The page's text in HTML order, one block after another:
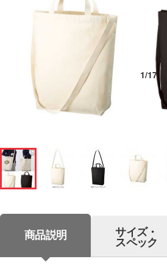
1/17
商品説明 サイズ・
スペック